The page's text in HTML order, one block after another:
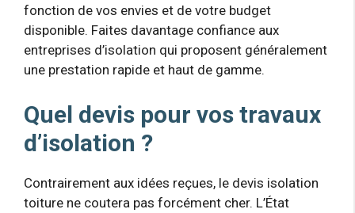
fonction de vos envies et de votre budget
disponible. Faites davantage confiance aux
entreprises d’isolation qui proposent généralement
une prestation rapide et haut de gamme.
Quel devis pour vos travaux
d’isolation ?
Contrairement aux idées reçues, le devis isolation
toiture ne coutera pas forcément cher. L’État